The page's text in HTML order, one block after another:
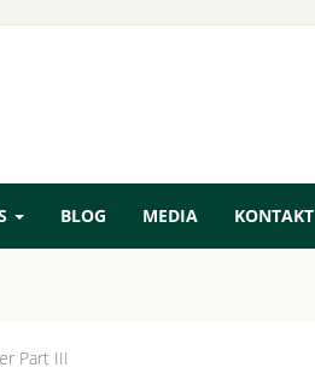
BLOG MEDIA KONTAKT
Part III